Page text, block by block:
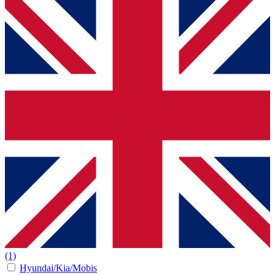
(1)
Hyundai/Kia/Mobis